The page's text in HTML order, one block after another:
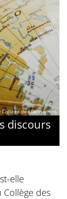
des Bernardins
discours
elle
des